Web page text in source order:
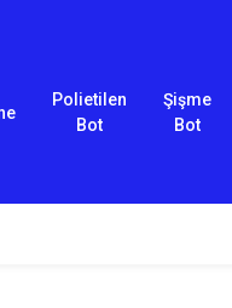
Polietilen
Bot
Şişme
Bot